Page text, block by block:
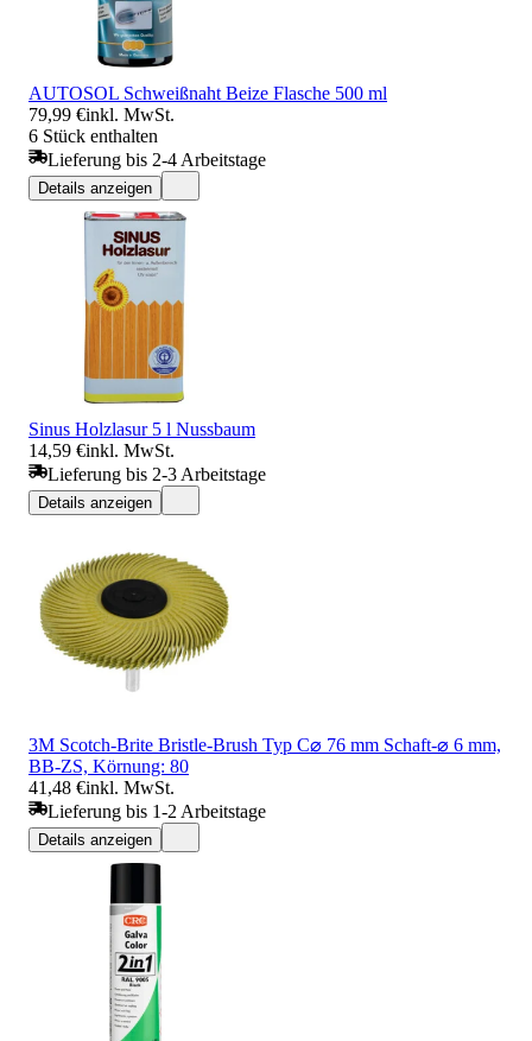
AUTOSOL Schweißnaht Beize Flasche 500 ml
79,99 €inkl. MwSt.
6 Stück enthalten
Lieferung bis 2-4 Arbeitstage
Details anzeigen
Sinus Holzlasur 5 l Nussbaum
14,59 €inkl. MwSt.
Lieferung bis 2-3 Arbeitstage
Details anzeigen
3M Scotch-Brite Bristle-Brush Typ C⌀ 76 mm Schaft-⌀ 6 mm,
BB-ZS, Körnung: 80
41,48 €inkl. MwSt.
Lieferung bis 1-2 Arbeitstage
Details anzeigen